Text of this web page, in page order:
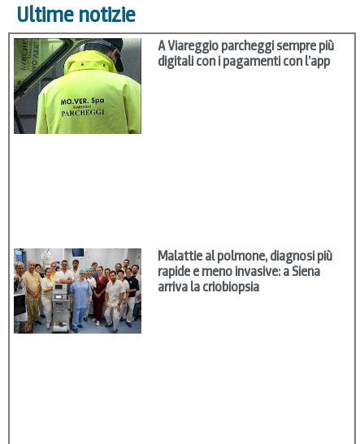
Ultime notizie
A Viareggio parcheggi sempre più
digitali con i pagamenti con l’app
Malattie al polmone, diagnosi più
rapide e meno invasive: a Siena
arriva la criobiopsia